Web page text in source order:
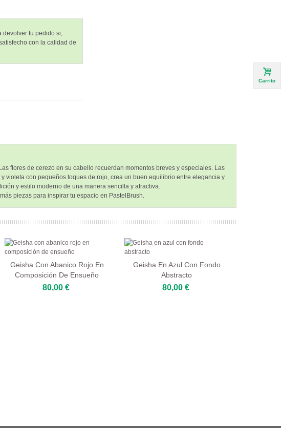
devolver tu pedido si,
con la calidad de
flores de cerezo en su cabello recuerdan momentos breves y especiales. Las
violeta con pequeños toques de rojo, crea un buen equilibrio entre elegancia y
y estilo moderno de una manera sencilla y atractiva.
piezas para inspirar tu espacio en PastelBrush.
Geisha Con Abanico Rojo En
Composición De Ensueño
80,00 €
Geisha En Azul Con Fondo
Abstracto
80,00 €
Carrito